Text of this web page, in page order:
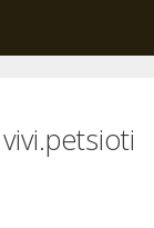
vivi.petsioti